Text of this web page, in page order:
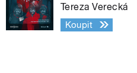
Tereza Verecká
Koupit